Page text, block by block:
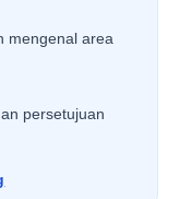
mengenal area
persetujuan